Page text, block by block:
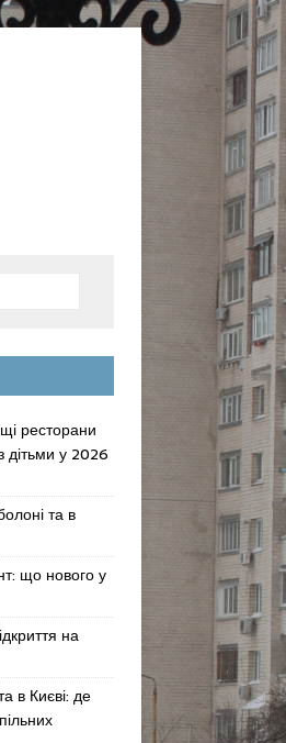
ресторани
дітьми у 2026
та в
що нового у
на
в Києві: де